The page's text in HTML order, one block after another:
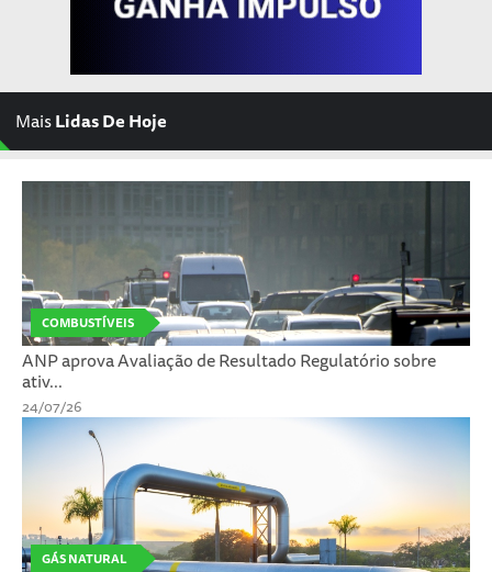
MaisLidas De Hoje
COMBUSTÍVEIS
ANP aprova Avaliação de Resultado Regulatório sobre
ativ...
24/07/26
GÁS NATURAL